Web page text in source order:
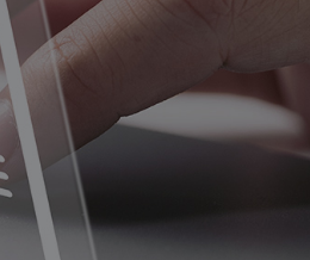
채용정보
입찰공고
회사소식